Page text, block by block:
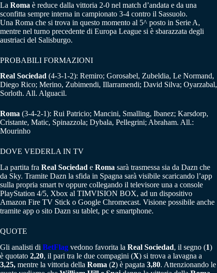
La Roma è reduce dalla vittoria 2-0 nel match d’andata e da una
sconfitta sempre interna in campionato 3-4 contro il Sassuolo.
Una Roma che si trova in questo momento al 5^ posto in Serie A,
mentre nel turno precedente di Europa League si è sbarazzata degli
austriaci del Salisburgo.
PROBABILI FORMAZIONI
Real Sociedad (4-3-1-2): Remiro; Gorosabel, Zubeldia, Le Normand,
Diego Rico; Merino, Zubimendi, Illarramendi; David Silva; Oyarzabal,
Sorloth. All. Alguacil.
Roma (3-4-2-1): Rui Patricio; Mancini, Smalling, Ibanez; Karsdorp,
Cristante, Matic, Spinazzola; Dybala, Pellegrini; Abraham. All.:
Mourinho
DOVE VEDERLA IN TV
La partita fra Real Sociedad e Roma sarà trasmessa sia da Dazn che
da Sky. Tramite Dazn la sfida in Spagna sarà visibile scaricando l’app
sulla propria smart tv oppure collegando il televisore una a console
PlayStation 4/5, Xbox al TIMVISION BOX, ad un dispositivo
Amazon Fire TV Stick o Google Chromecast. Visione possibile anche
tramite app o sito Dazn su tablet, pc e smartphone.
QUOTE
Gli analisti di BetFlag vedono favorita la Real Sociedad, il segno (1)
è quotato 2,20, il pari tra le due compagini (X) si trova a lavagna a
3,25, mentre la vittoria della Roma (2) è pagata 3,80. Attenzionando le